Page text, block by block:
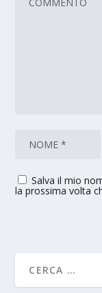
Salva il mio
la prossima volta